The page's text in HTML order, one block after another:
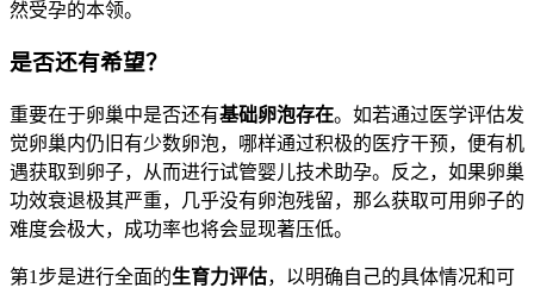
然受孕的本领。
是否还有希望？
重要在于卵巢中是否还有基础卵泡存在。如若通过医学评估发
觉卵巢内仍旧有少数卵泡，哪样通过积极的医疗干预，便有机
遇获取到卵子，从而进行试管婴儿技术助孕。反之，如果卵巢
功效衰退极其严重，几乎没有卵泡残留，那么获取可用卵子的
难度会极大，成功率也将会显现著压低。
第1步是进行全面的生育力评估，以明确自己的具体情况和可